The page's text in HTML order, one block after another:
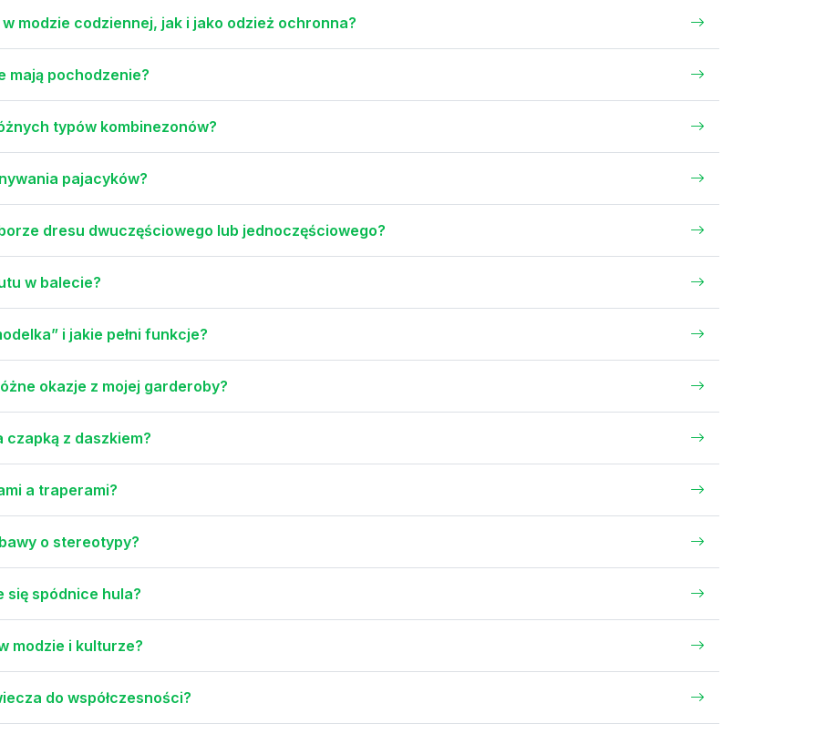
modzie codziennej, jak i jako odzież ochronna?
mają pochodzenie?
typów kombinezonów?
pajacyków?
dresu dwuczęściowego lub jednoczęściowego?
w balecie?
i jakie pełni funkcje?
okazje z mojej garderoby?
czapką z daszkiem?
a traperami?
o stereotypy?
się spódnice hula?
modzie i kulturze?
do współczesności?